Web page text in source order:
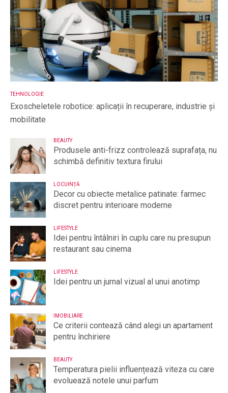
TEHNOLOGIE
Exoscheletele robotice: aplicații în recuperare, industrie și
mobilitate
BEAUTY
Produsele anti-frizz controlează suprafața, nu
schimbă definitiv textura firului
LOCUINȚĂ
Decor cu obiecte metalice patinate: farmec
discret pentru interioare moderne
LIFESTYLE
Idei pentru întâlniri în cuplu care nu presupun
restaurant sau cinema
LIFESTYLE
Idei pentru un jurnal vizual al unui anotimp
IMOBILIARE
Ce criterii contează când alegi un apartament
pentru închiriere
BEAUTY
Temperatura pielii influențează viteza cu care
evoluează notele unui parfum